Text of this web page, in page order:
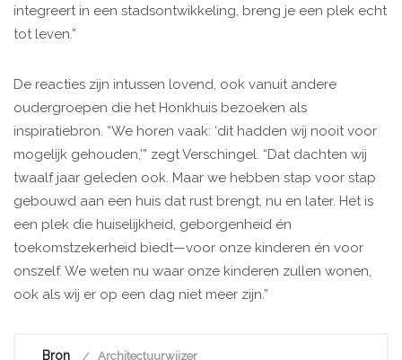
integreert in een stadsontwikkeling, breng je een plek echt
tot leven.”
De reacties zijn intussen lovend, ook vanuit andere
oudergroepen die het Honkhuis bezoeken als
inspiratiebron. “We horen vaak: ‘dit hadden wij nooit voor
mogelijk gehouden,’” zegt Verschingel. “Dat dachten wij
twaalf jaar geleden ook. Maar we hebben stap voor stap
gebouwd aan een huis dat rust brengt, nu en later. Het is
een plek die huiselijkheid, geborgenheid én
toekomstzekerheid biedt—voor onze kinderen én voor
onszelf. We weten nu waar onze kinderen zullen wonen,
ook als wij er op een dag niet meer zijn.”
Bron Architectuurwijzer